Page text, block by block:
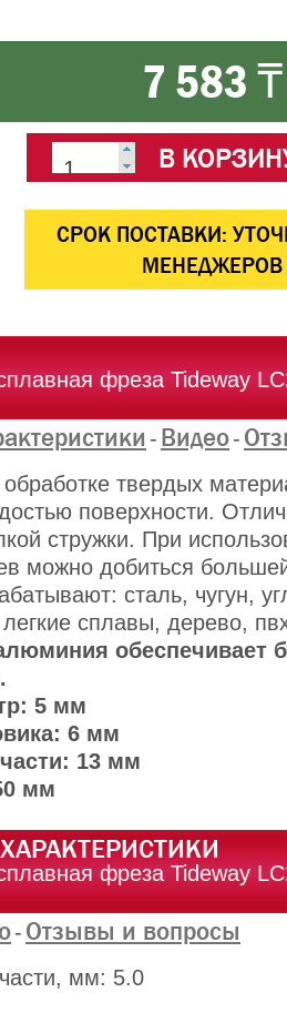
7 583 ₸
В
CРОК ПОСТАВКИ:
МЕНЕДЖЕРОВ
фреза Tideway
- Видео-
твердых
поверхности.
стружки. При
можно добиться
сталь, чугун,
сплавы, дерево,
обеспечивает
5 мм
6 мм
13 мм
мм
фреза Tideway
- Отзывы и вопросы
мм: 5.0